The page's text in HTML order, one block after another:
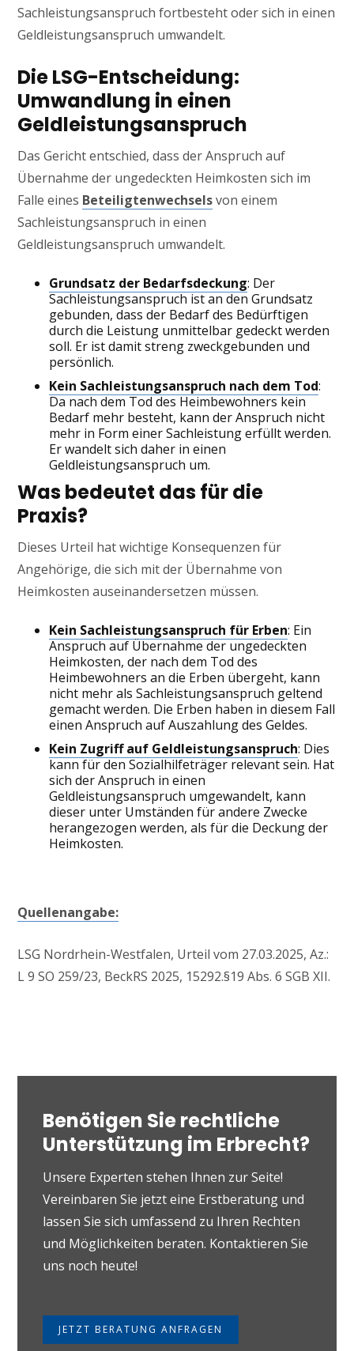
Sachleistungsanspruch fortbesteht oder sich in einen
Geldleistungsanspruch umwandelt.
Die LSG-Entscheidung:
Umwandlung in einen
Geldleistungsanspruch
Das Gericht entschied, dass der Anspruch auf
Übernahme der ungedeckten Heimkosten sich im
Falle eines Beteiligtenwechselsvon einem
Sachleistungsanspruch in einen
Geldleistungsanspruch umwandelt.
Grundsatz der Bedarfsdeckung: Der
Sachleistungsanspruch ist an den Grundsatz
gebunden, dass der Bedarf des Bedürftigen
durch die Leistung unmittelbar gedeckt werden
soll. Er ist damit streng zweckgebunden und
persönlich.
Kein Sachleistungsanspruch nach dem Tod:
Da nach dem Tod des Heimbewohners kein
Bedarf mehr besteht, kann der Anspruch nicht
mehr in Form einer Sachleistung erfüllt werden.
Er wandelt sich daher in einen
Geldleistungsanspruch um.
Was bedeutet das für die
Praxis?
Dieses Urteil hat wichtige Konsequenzen für
Angehörige, die sich mit der Übernahme von
Heimkosten auseinandersetzen müssen.
Kein Sachleistungsanspruch für Erben: Ein
Anspruch auf Übernahme der ungedeckten
Heimkosten, der nach dem Tod des
Heimbewohners an die Erben übergeht, kann
nicht mehr als Sachleistungsanspruch geltend
gemacht werden. Die Erben haben in diesem Fall
einen Anspruch auf Auszahlung des Geldes.
Kein Zugriff auf Geldleistungsanspruch: Dies
kann für den Sozialhilfeträger relevant sein. Hat
sich der Anspruch in einen
Geldleistungsanspruch umgewandelt, kann
dieser unter Umständen für andere Zwecke
herangezogen werden, als für die Deckung der
Heimkosten.
Quellenangabe:
LSG Nordrhein-Westfalen, Urteil vom 27.03.2025, Az.:
L 9 SO 259/23, BeckRS 2025, 15292.§19 Abs. 6 SGB XII.
Benötigen Sie rechtliche
Unterstützung im Erbrecht?
Unsere Experten stehen Ihnen zur Seite!
Vereinbaren Sie jetzt eine Erstberatung und
lassen Sie sich umfassend zu Ihren Rechten
und Möglichkeiten beraten. Kontaktieren Sie
uns noch heute!
JETZT BERATUNG ANFRAGEN